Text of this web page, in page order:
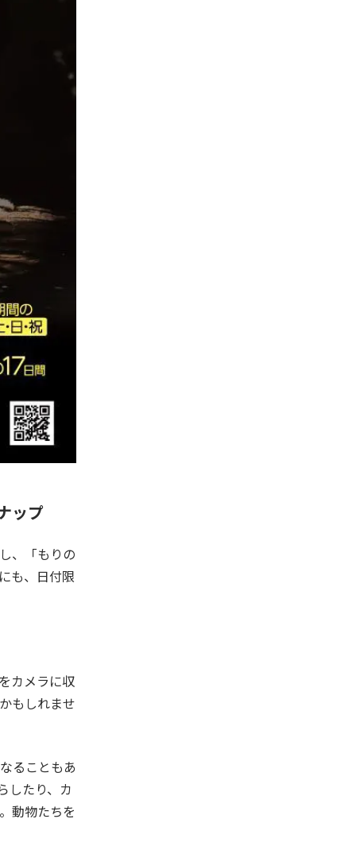
ップ
、「もりの
も、日付限
カメラに収
もしれませ
ることもあ
したり、カ
動物たちを